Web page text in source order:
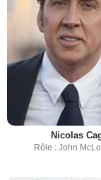
Nicolas
Rôle : John